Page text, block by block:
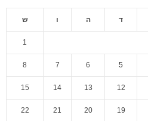
ד ה ו ש
1
5
6
7
8
12
13
14
15
19
20
21
22